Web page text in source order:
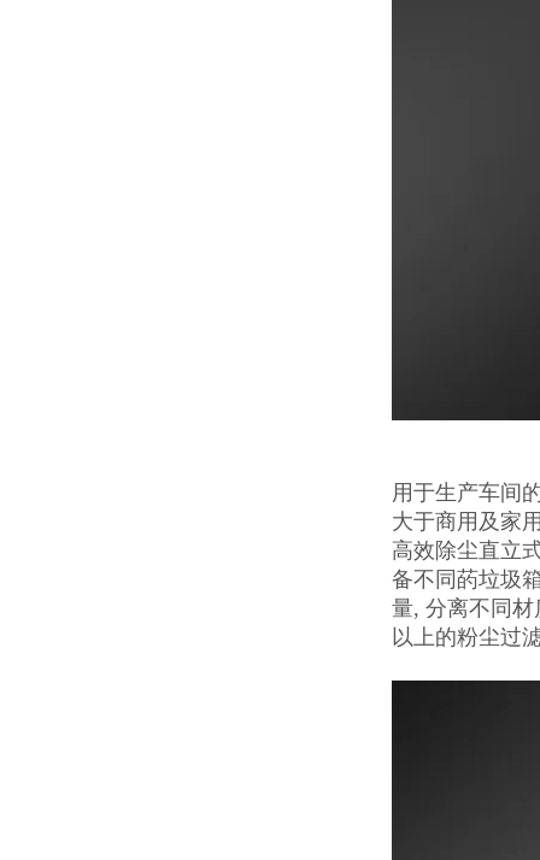
用于生产车间
大于商用及家
高效除尘直立
备不同菂垃圾
量, 分离不同材
以上的粉尘过